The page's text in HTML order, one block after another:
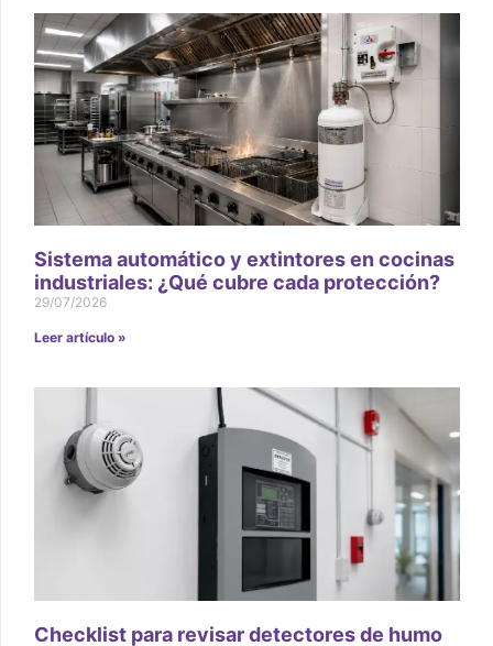
Sistema automático y extintores en cocinas
industriales: ¿Qué cubre cada protección?
29/07/2026
Leer artículo »
Checklist para revisar detectores de humo